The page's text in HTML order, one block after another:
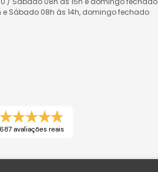
e Sábado 08h às 14h, domingo fechado
687 avaliações reais